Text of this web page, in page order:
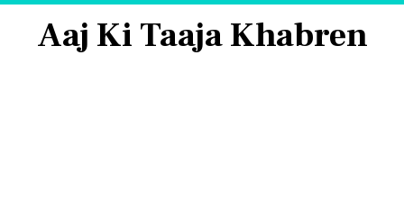
Aaj Ki Taaja Khabren